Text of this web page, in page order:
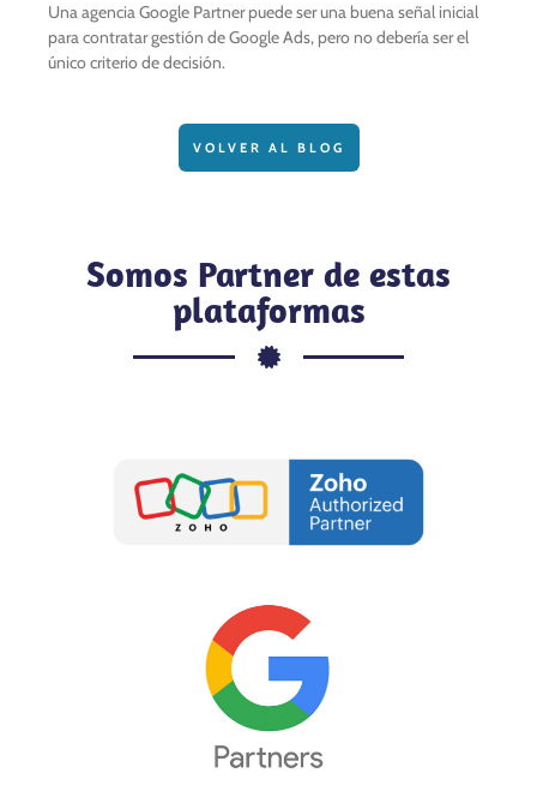
Una agencia Google Partner puede ser una buena señal inicial
para contratar gestión de Google Ads, pero no debería ser el
único criterio de decisión.
VOLVER AL BLOG
Somos Partner de estas
plataformas